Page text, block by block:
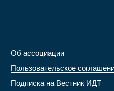
Об ассоциации
Пользовательское
Подписка на Вестник ИДТ